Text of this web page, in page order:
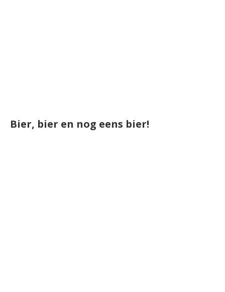
Bier, bier en nog eens bier!